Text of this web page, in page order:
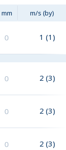
mm m/s (by)
0 1 (1)
0 2 (3)
0 2 (3)
0 2 (3)